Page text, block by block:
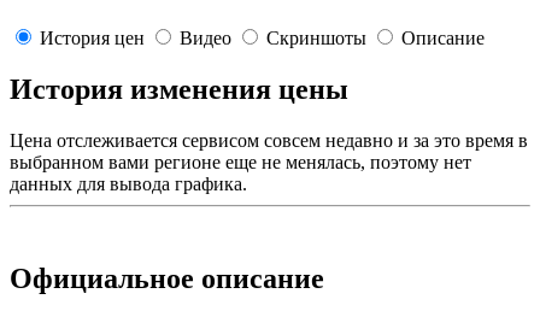
История цен Видео Скриншоты Описание
История изменения цены
Цена отслеживается сервисом совсем недавно и за это время в
выбранном вами регионе еще не менялась, поэтому нет
данных для вывода графика.
Официальное описание